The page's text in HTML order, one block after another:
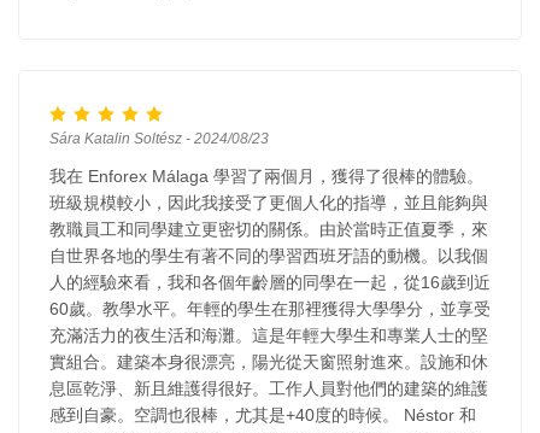
Sára Katalin Soltész - 2024/08/23
我在 Enforex Málaga 學習了兩個月，獲得了很棒的體驗。
班級規模較小，因此我接受了更個人化的指導，並且能夠與
教職員工和同學建立更密切的關係。由於當時正值夏季，來
自世界各地的學生有著不同的學習西班牙語的動機。以我個
人的經驗來看，我和各個年齡層的同學在一起，從16歲到近
60歲。教學水平。年輕的學生在那裡獲得大學學分，並享受
充滿活力的夜生活和海灘。這是年輕大學生和專業人士的堅
實組合。建築本身很漂亮，陽光從天窗照射進來。設施和休
息區乾淨、新且維護得很好。工作人員對他們的建築的維護
感到自豪。空調也很棒，尤其是+40度的時候。 Néstor 和